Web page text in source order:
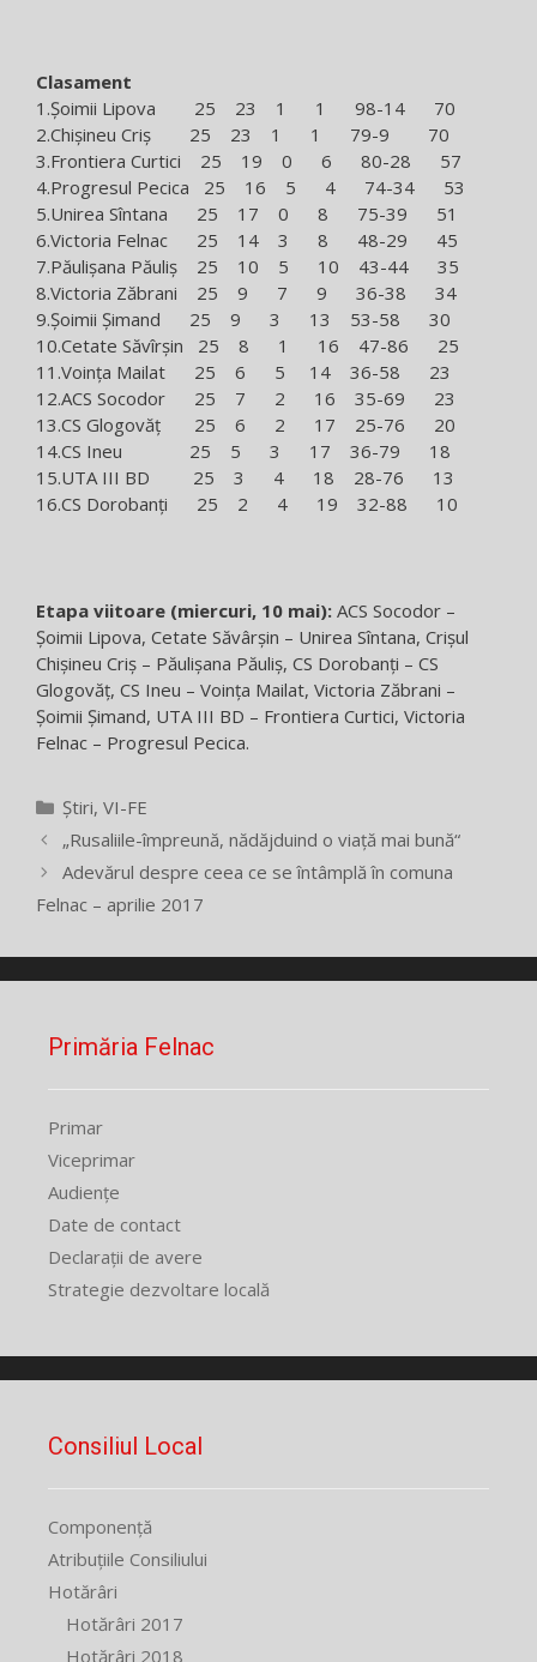
Clasament
1.Şoimii Lipova 25 23 1 1 98-14 70
2.Chişineu Criş 25 23 1 1 79-9 70
3.Frontiera Curtici 25 19 0 6 80-28 57
4.Progresul Pecica 25 16 5 4 74-34 53
5.Unirea Sîntana 25 17 0 8 75-39 51
6.Victoria Felnac 25 14 3 8 48-29 45
7.Păulişana Păuliş 25 10 5 10 43-44 35
8.Victoria Zăbrani 25 9 7 9 36-38 34
9.Şoimii Şimand 25 9 3 13 53-58 30
10.Cetate Săvîrşin 25 8 1 16 47-86 25
11.Voinţa Mailat 25 6 5 14 36-58 23
12.ACS Socodor 25 7 2 16 35-69 23
13.CS Glogovăţ 25 6 2 17 25-76 20
14.CS Ineu 25 5 3 17 36-79 18
15.UTA III BD 25 3 4 18 28-76 13
16.CS Dorobanţi 25 2 4 19 32-88 10
Etapa viitoare (miercuri, 10 mai): ACS Socodor –
Şoimii Lipova, Cetate Săvârşin – Unirea Sîntana, Crişul
Chişineu Criş – Păulişana Păuliş, CS Dorobanţi – CS
Glogovăţ, CS Ineu – Voinţa Mailat, Victoria Zăbrani –
Şoimii Şimand, UTA III BD – Frontiera Curtici, Victoria
Felnac – Progresul Pecica.
Categorii
Știri, VI-FE
„Rusaliile-împreună, nădăjduind o viață mai bună“
Adevărul despre ceea ce se întâmplă în comuna
Felnac – aprilie 2017
Primăria Felnac
Primar
Viceprimar
Audiențe
Date de contact
Declarații de avere
Strategie dezvoltare locală
Consiliul Local
Componență
Atribuțiile Consiliului
Hotărâri
Hotărâri 2017
Hotărâri 2018